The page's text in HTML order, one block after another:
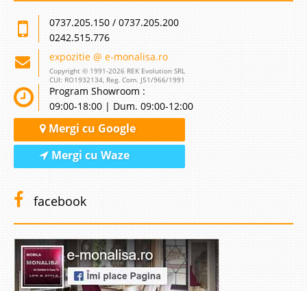
0737.205.150 / 0737.205.200
0242.515.776
expozitie @ e-monalisa.ro
Copyright © 1991-2026 REK Evolution SRL
CUI: RO1932134, Reg. Com. J51/966/1991
Program Showroom :
09:00-18:00 | Dum. 09:00-12:00
Mergi cu Google
Mergi cu Waze
facebook